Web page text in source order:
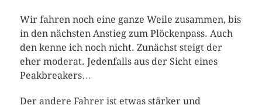
Wir fahren noch eine ganze Weile zusammen, bis
in den nächsten Anstieg zum Plöckenpass. Auch
den kenne ich noch nicht. Zunächst steigt der
eher moderat. Jedenfalls aus der Sicht eines
Peakbreakers…
Der andere Fahrer ist etwas stärker und